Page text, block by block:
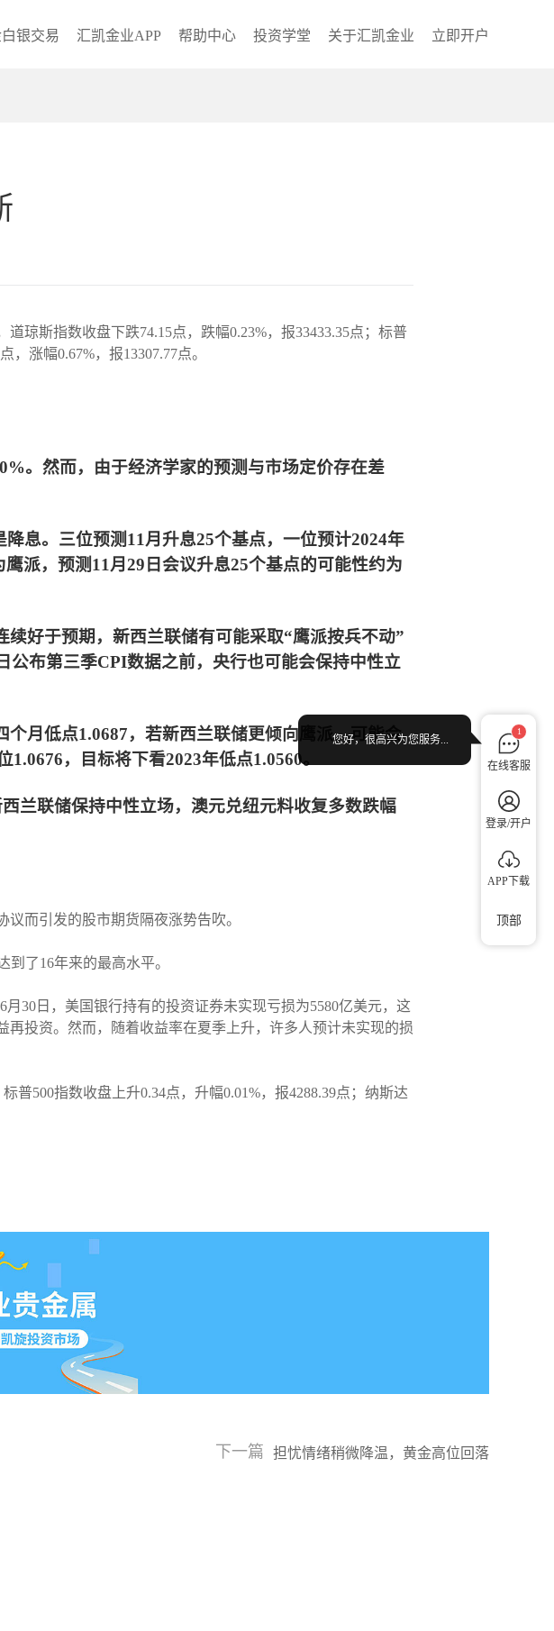
银交易 汇凯金业APP 帮助中心 投资学堂 关于汇凯金业 立即开户
琼斯指数收盘下跌74.15点，跌幅0.23%，报33433.35点；标普
涨幅0.67%，报13307.77点。
。然而，由于经济学家的预测与市场定价存在差
息。三位预测11月升息25个基点，一位预计2024年
派，预测11月29日会议升息25个基点的可能性约为
好于预期，新西兰联储有可能采取“鹰派按兵不动”
公布第三季CPI数据之前，央行也可能会保持中性立
月低点1.0687，若新西兰联储更倾向鹰派，可能会
，目标将下看2023年低点1.0560。
兰联储保持中性立场，澳元兑纽元料收复多数跌幅
而引发的股市期货隔夜涨势告吹。
了16年来的最高水平。
30日，美国银行持有的投资证券未实现亏损为5580亿美元，这
投资。然而，随着收益率在夏季上升，许多人预计未实现的损
普500指数收盘上升0.34点，升幅0.01%，报4288.39点；纳斯达
下一篇 担忧情绪稍微降温，黄金高位回落
1
在线客服
登录/开户
APP下载
您好，很高兴为您服务...
顶部